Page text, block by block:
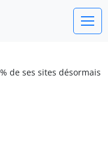
de ses sites désormais